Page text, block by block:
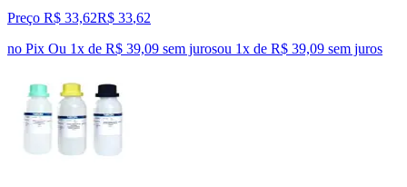
Preço R$ 33,62R$ 33,62
no Pix Ou 1x de R$ 39,09 sem jurosou 1x de R$ 39,09 sem juros